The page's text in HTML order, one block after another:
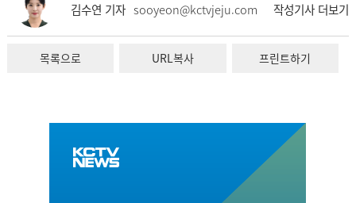
김수연 기자 sooyeon@kctvjeju.com 작성기사 더보기
목록으로 URL복사 프린트하기